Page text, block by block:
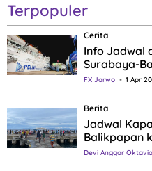
Terpopuler
Cerita
Info Jadwal
Surabaya-
FX Jarwo 1 Apr
Berita
Jadwal
Balikpapan
Devi Anggar